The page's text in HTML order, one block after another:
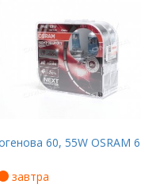
60, 55W OSRAM
завтра